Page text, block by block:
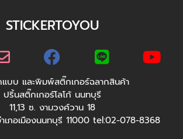
STICKERTOYOU
บบ และพิมพ์สติ๊กเกอร์ฉลากสินค้า
ปริ้นสติ๊กเกอร์โลโก้ นนทบุรี
11,13 ซ. งามวงศ์วาน 18
เภอเมืองนนทบุรี 11000 tel:02-078-8368